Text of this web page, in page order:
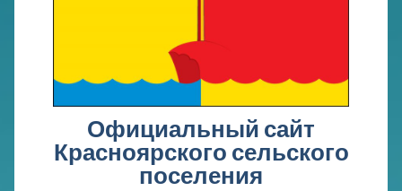
Официальный сайт
Красноярского сельского
поселения